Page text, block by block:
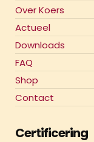
Over Koers
Actueel
Downloads
FAQ
Shop
Contact
Certificering